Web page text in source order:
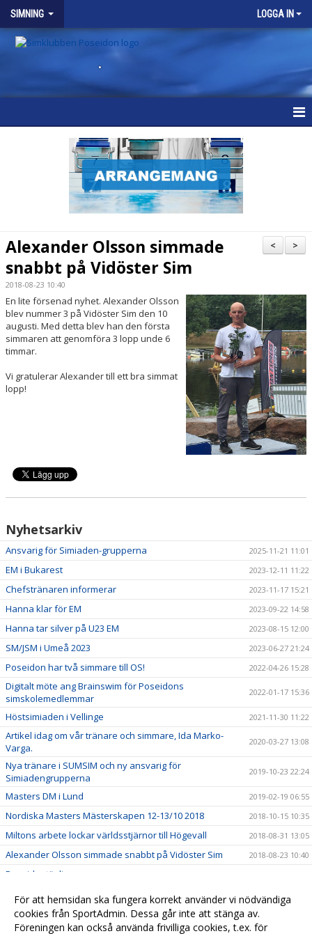
SIMNING LOGGA IN
.
VÅRA GRUPPER
>
<
Alexander Olsson simmade
snabbt på Vidöster Sim
2018-08-23 10:40
En lite försenad nyhet. Alexander Olsson
blev nummer 3 på Vidöster Sim den 10
augusti. Med detta blev han den första
simmaren att genomföra 3 lopp unde 6
timmar.
Vi gratulerar Alexander till ett bra simmat
lopp!
Nyhetsarkiv
Ansvarig för Simiaden-grupperna 2025-11-21 11:01
EM i Bukarest 2023-12-11 11:22
Chefstränaren informerar 2023-11-17 15:21
Hanna klar för EM 2023-09-22 14:58
Hanna tar silver på U23 EM 2023-08-15 12:00
SM/JSM i Umeå 2023 2023-06-27 21:24
Poseidon har två simmare till OS! 2022-04-26 15:28
Digitalt möte ang Brainswim för Poseidons
simskolemedlemmar
2022-01-17 15:36
Höstsimiaden i Vellinge 2021-11-30 11:22
Artikel idag om vår tränare och simmare, Ida Marko-
Varga.
2020-03-27 13:08
Nya tränare i SUMSIM och ny ansvarig för
Simiadengrupperna
2019-10-23 22:24
Masters DM i Lund 2019-02-19 06:55
Nordiska Masters Mästerskapen 12-13/10 2018 2018-10-15 10:35
Miltons arbete lockar världsstjärnor till Högevall 2018-08-31 13:05
Alexander Olsson simmade snabbt på Vidöster Sim 2018-08-23 10:40
Poseidontävling
Kval till Seriesim Div 1 2018-05-02 20:37
Seriesim Div 1 Omg 4 2018-05-02 20:34
FRAMGÅNGAR VID MASTERS SM 2018-03-29 11:27
För att hemsidan ska fungera korrekt använder vi nödvändiga
cookies från SportAdmin. Dessa går inte att stänga av.
Föreningen kan också använda frivilliga cookies, t.ex. för